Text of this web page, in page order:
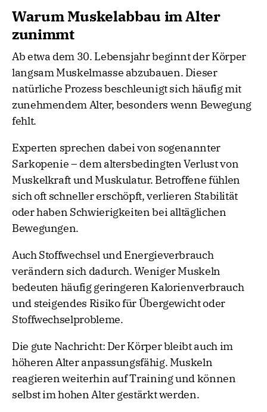
Warum Muskelabbau im Alter
zunimmt
Ab etwa dem 30. Lebensjahr beginnt der Körper
langsam Muskelmasse abzubauen. Dieser
natürliche Prozess beschleunigt sich häufig mit
zunehmendem Alter, besonders wenn Bewegung
fehlt.
Experten sprechen dabei von sogenannter
Sarkopenie – dem altersbedingten Verlust von
Muskelkraft und Muskulatur. Betroffene fühlen
sich oft schneller erschöpft, verlieren Stabilität
oder haben Schwierigkeiten bei alltäglichen
Bewegungen.
Auch Stoffwechsel und Energieverbrauch
verändern sich dadurch. Weniger Muskeln
bedeuten häufig geringeren Kalorienverbrauch
und steigendes Risiko für Übergewicht oder
Stoffwechselprobleme.
Die gute Nachricht: Der Körper bleibt auch im
höheren Alter anpassungsfähig. Muskeln
reagieren weiterhin auf Training und können
selbst im hohen Alter gestärkt werden.